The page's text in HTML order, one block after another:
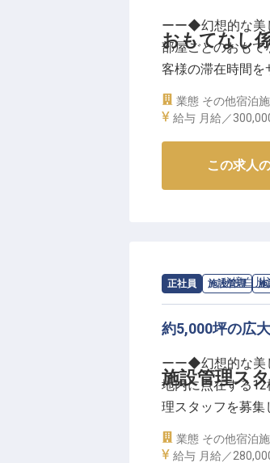
熊本県の阿蘇郡、
と美しい⽵林に
こだわりが詰まっ
おもてなし
ーー◆幻想的な美
部屋ごとのおもて
客様の滞在時間を
い働き方、思い描
＜休日数は選択制
＜手当充実＞
・最大20万円の
ーー◇秘境白川源
熊本県の阿蘇郡、
と美しい⽵林に
ずか12客室。そ
ときをご提供して
業態 その他宿泊
給与 月給／
この求人
正社員 施設管理 施
施設管理ス
求人情報：秘境白川
約5,000坪の広
ーー◆幻想的な美
地内に点在する
理スタッフを募集
する当旅館の安ら
る、確かなスキル
業態 その他宿泊
給与 月給／